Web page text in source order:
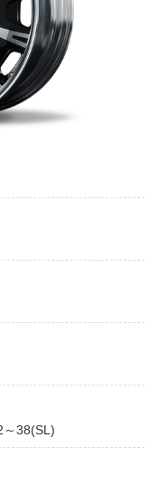
38(SL)